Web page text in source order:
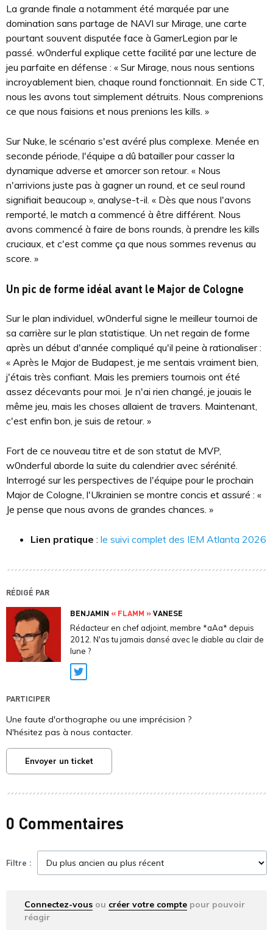
La grande finale a notamment été marquée par une
domination sans partage de NAVI sur Mirage, une carte
pourtant souvent disputée face à GamerLegion par le
passé. w0nderful explique cette facilité par une lecture de
jeu parfaite en défense : « Sur Mirage, nous nous sentions
incroyablement bien, chaque round fonctionnait. En side CT,
nous les avons tout simplement détruits. Nous comprenions
ce que nous faisions et nous prenions les kills. »
Sur Nuke, le scénario s'est avéré plus complexe. Menée en
seconde période, l'équipe a dû batailler pour casser la
dynamique adverse et amorcer son retour. « Nous
n'arrivions juste pas à gagner un round, et ce seul round
signifiait beaucoup », analyse-t-il. « Dès que nous l'avons
remporté, le match a commencé à être différent. Nous
avons commencé à faire de bons rounds, à prendre les kills
cruciaux, et c'est comme ça que nous sommes revenus au
score. »
Un pic de forme idéal avant le Major de Cologne
Sur le plan individuel, w0nderful signe le meilleur tournoi de
sa carrière sur le plan statistique. Un net regain de forme
après un début d'année compliqué qu'il peine à rationaliser :
« Après le Major de Budapest, je me sentais vraiment bien,
j'étais très confiant. Mais les premiers tournois ont été
assez décevants pour moi. Je n'ai rien changé, je jouais le
même jeu, mais les choses allaient de travers. Maintenant,
c'est enfin bon, je suis de retour. »
Fort de ce nouveau titre et de son statut de MVP,
w0nderful aborde la suite du calendrier avec sérénité.
Interrogé sur les perspectives de l'équipe pour le prochain
Major de Cologne, l'Ukrainien se montre concis et assuré : «
Je pense que nous avons de grandes chances. »
Lien pratique : le suivi complet des IEM Atlanta 2026
RÉDIGÉ PAR
BENJAMIN « FLAMM »VANESE
Rédacteur en chef adjoint, membre *aAa* depuis
2012. N'as tu jamais dansé avec le diable au clair de
lune ?
Twitter
PARTICIPER
Une faute d'orthographe ou une imprécision ?
N'hésitez pas à nous contacter.
Envoyer un ticket
0 Commentaires
Filtre :
Connectez-vous ou créer votre compte pour pouvoir
réagir